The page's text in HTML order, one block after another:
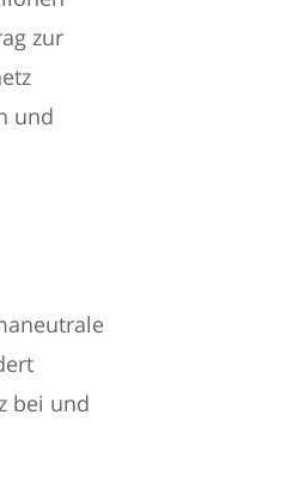
zur
und
bei und